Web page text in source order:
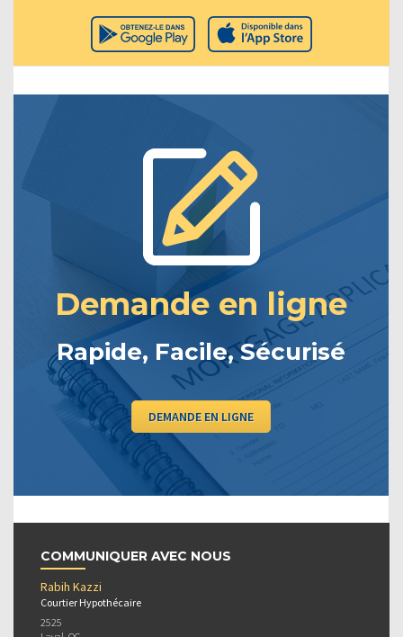
Demande en ligne
Rapide, Facile, Sécurisé
DEMANDE EN LIGNE
COMMUNIQUER AVEC NOUS
Rabih Kazzi
Courtier Hypothécaire
2525